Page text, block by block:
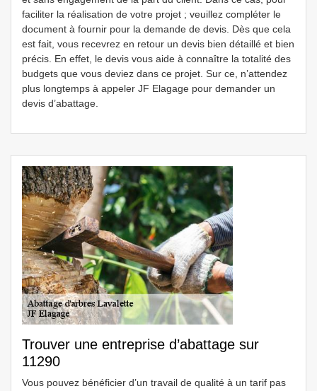
faciliter la réalisation de votre projet ; veuillez compléter le
document à fournir pour la demande de devis. Dès que cela
est fait, vous recevrez en retour un devis bien détaillé et bien
précis. En effet, le devis vous aide à connaître la totalité des
budgets que vous deviez dans ce projet. Sur ce, n’attendez
plus longtemps à appeler JF Elagage pour demander un
devis d’abattage.
Trouver une entreprise d’abattage sur
11290
Vous pouvez bénéficier d’un travail de qualité à un tarif pas